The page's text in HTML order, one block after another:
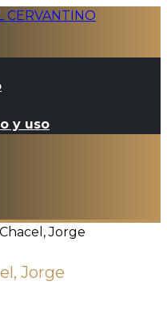
y uso
Jorge
Jorge